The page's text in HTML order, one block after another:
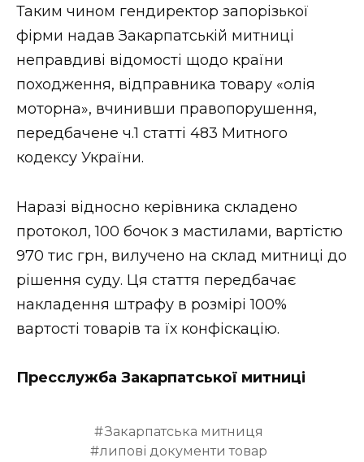
Таким чином гендиректор запорізької
фірми надав Закарпатській митниці
неправдиві відомості щодо країни
походження, відправника товару «олія
моторна», вчинивши правопорушення,
передбачене ч.1 статті 483 Митного
кодексу України.
Наразі відносно керівника складено
протокол, 100 бочок з мастилами, вартістю
970 тис грн, вилучено на склад митниці до
рішення суду. Ця стаття передбачає
накладення штрафу в розмірі 100%
вартості товарів та їх конфіскацію.
Пресслужба Закарпатської митниці
Закарпатська митниця
липові документи товар